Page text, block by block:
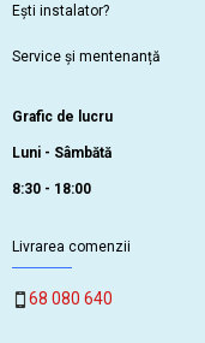
Ești instalator?
Service și mentenanță
Grafic de lucru
Luni - Sâmbătă
8:30 - 18:00
Livrarea comenzii
68 080 640